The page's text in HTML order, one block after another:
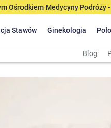
Ośrodkiem Medycyny
Stawów Ginekologia
Blog